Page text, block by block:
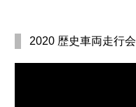
2020 歴史車両走行会